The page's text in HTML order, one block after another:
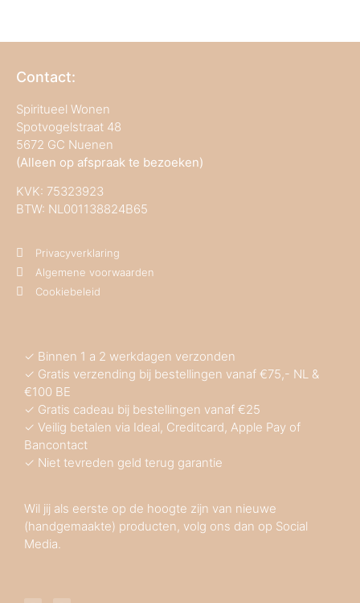
Contact:
Spiritueel Wonen
Spotvogelstraat 48
5672 GC Nuenen
(Alleen op afspraak te bezoeken)
KVK: 75323923
BTW: NL001138824B65
Privacyverklaring
Algemene voorwaarden
Cookiebeleid
✓ Binnen 1 a 2 werkdagen verzonden
✓ Gratis verzending bij bestellingen vanaf €75,- NL &
€100 BE
✓ Gratis cadeau bij bestellingen vanaf €25
✓ Veilig betalen via Ideal, Creditcard, Apple Pay of
Bancontact
✓ Niet tevreden geld terug garantie
Wil jij als eerste op de hoogte zijn van nieuwe
(handgemaakte) producten, volg ons dan op Social
Media.